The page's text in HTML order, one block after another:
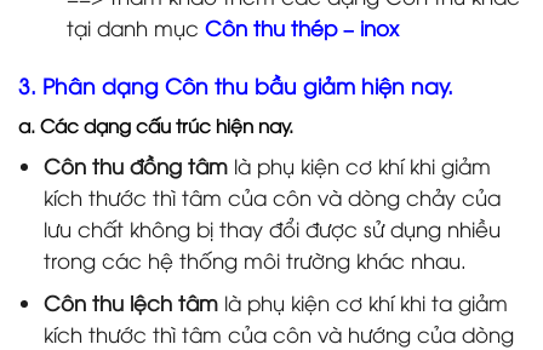
tại danh mục Côn thu thép – inox
3. Phân dạng Côn thu bầu giảm hiện nay.
a. Các dạng cấu trúc hiện nay.
Côn thu đồng tâmlà phụ kiện cơ khí khi giảm
kích thước thì tâm của côn và dòng chảy của
lưu chất không bị thay đổi được sử dụng nhiều
trong các hệ thống môi trường khác nhau.
Côn thu lệch tâmlà phụ kiện cơ khí khi ta giảm
kích thước thì tâm của côn và hướng của dòng